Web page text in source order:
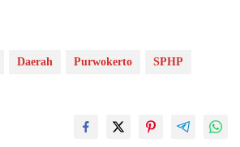
Daerah Purwokerto SPHP